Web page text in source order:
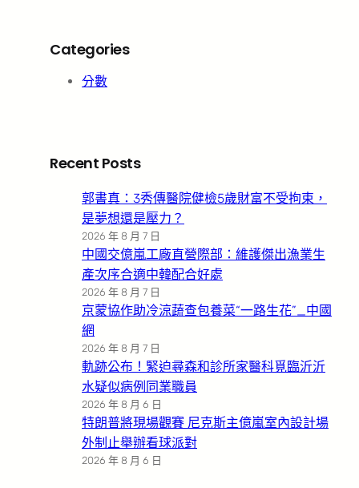
Categories
分數
Recent Posts
郭書真：3秀傳醫院健檢5歲財富不受拘束，
是夢想還是壓力？
2026 年 8 月 7 日
中國交億嵐工廠直營際部：維護傑出漁業生
產次序合適中韓配合好處
2026 年 8 月 7 日
京蒙協作助冷涼蔬查包養菜“一路生花”_中國
網
2026 年 8 月 7 日
軌跡公布！緊迫尋森和診所家醫科覓臨沂沂
水疑似病例同業職員
2026 年 8 月 6 日
特朗普將現場觀賽 尼克斯主億嵐室內設計場
外制止舉辦看球派對
2026 年 8 月 6 日